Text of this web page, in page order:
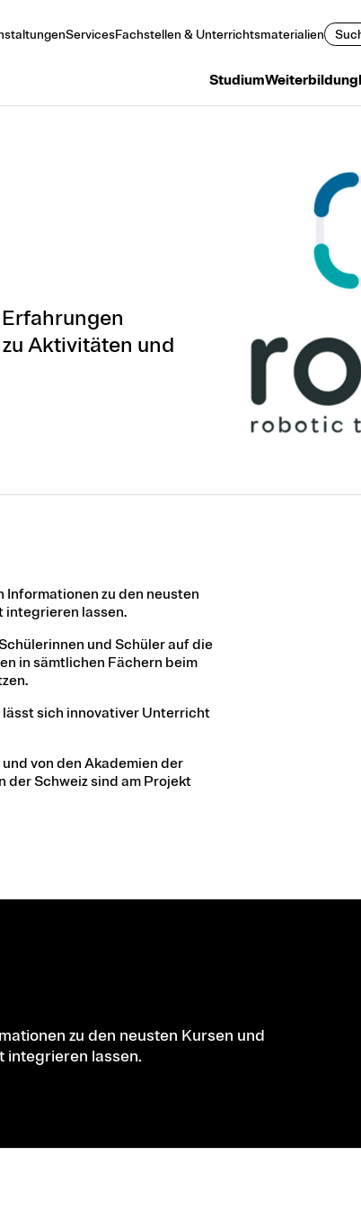
StudiumWeiterbildung
ServicesFachstellen & Unterrichtsmaterialien
Aktivitäten und
zu den neusten
integrieren lassen.
und Schüler auf die
in sämtlichen Fächern beim
sich innovativer Unterricht
von den Akademien der
der Schweiz sind am Projekt
zu den neusten Kursen und
integrieren lassen.